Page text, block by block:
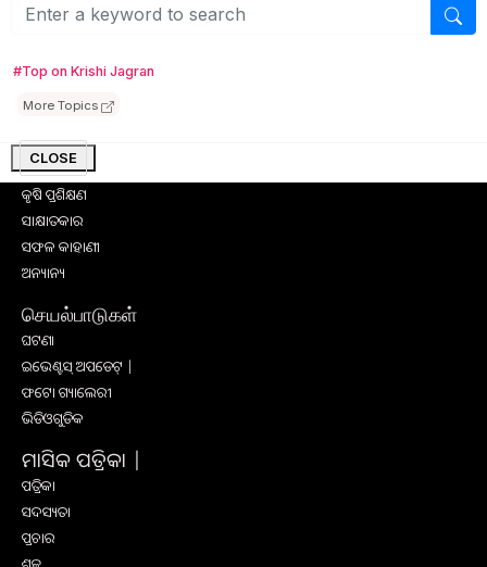
#Top on Krishi Jagran
More Topics
CLOSE
କୃଷି ଖବର
ସ୍ୱାସ୍ଥ୍ୟ ଏବଂ ଜୀବନଶୈଳୀ
ଉଦ୍ୟାନ କୃଷି
କୃଷି ବିଶ୍ବକୋଷ
କୃଷି ଉପକରଣ
କୃଷି ପ୍ରଶିକ୍ଷଣ
ସାକ୍ଷାତକାର
ସଫଳ କାହାଣୀ
ଅନ୍ୟାନ୍ୟ
செயல்பாடுகள்
ଘଟଣା
ଇଭେଣ୍ଟସ୍ ଅପଡେଟ୍ |
ଫଟୋ ଗ୍ୟାଲେରୀ
ଭିଡିଓଗୁଡିକ
ମାସିକ ପତ୍ରିକା |
ପତ୍ରିକା
ସଦସ୍ୟତା
ପ୍ରଚାର